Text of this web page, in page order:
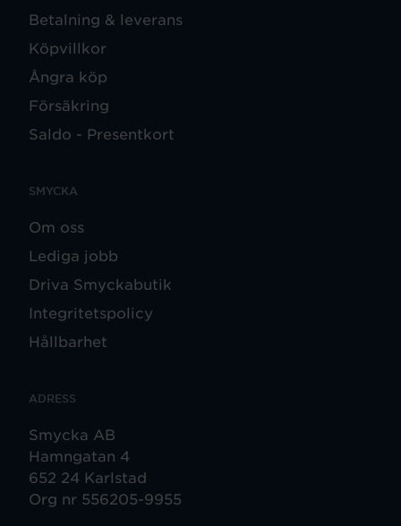
Betalning & leverans
Köpvillkor
Ångra köp
Försäkring
Saldo - Presentkort
SMYCKA
Om oss
Lediga jobb
Driva Smyckabutik
Integritetspolicy
Hållbarhet
ADRESS
Smycka AB
Hamngatan 4
652 24 Karlstad
Org nr 556205-9955